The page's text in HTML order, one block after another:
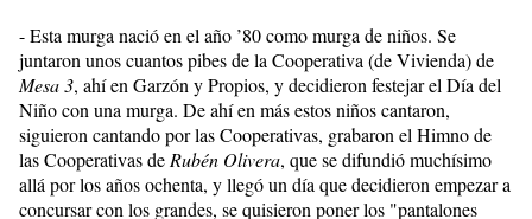
- Esta murga nació en el año ’80 como murga de niños. Se
juntaron unos cuantos pibes de la Cooperativa (de Vivienda) de
Mesa 3, ahí en Garzón y Propios, y decidieron festejar el Día del
Niño con una murga. De ahí en más estos niños cantaron,
siguieron cantando por las Cooperativas, grabaron el Himno de
las Cooperativas deRubén Olivera, que se difundió muchísimo
allá por los años ochenta, y llegó un día que decidieron empezar a
concursar con los grandes, se quisieron poner los "pantalones